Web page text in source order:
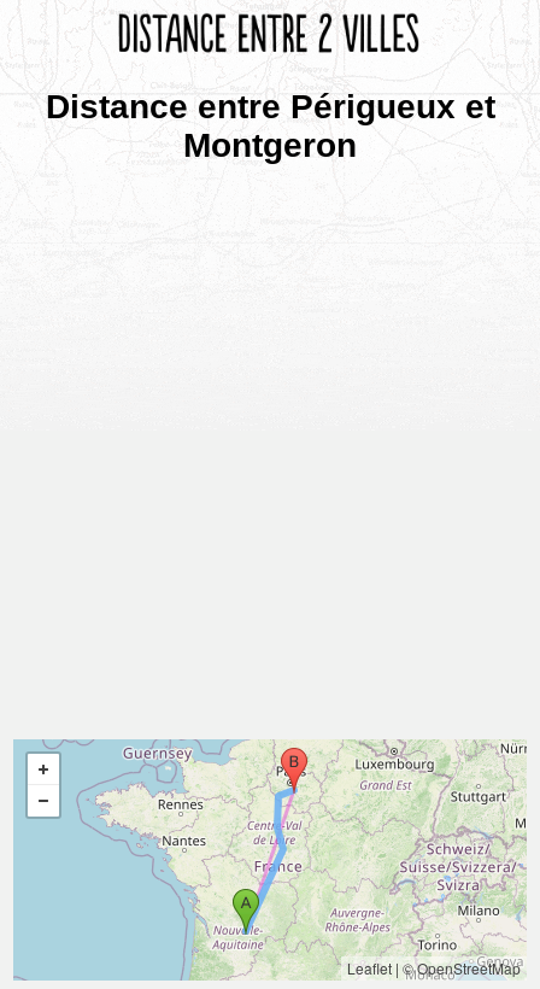
Distance entre Périgueux et
Montgeron
Leaflet| © OpenStreetMap